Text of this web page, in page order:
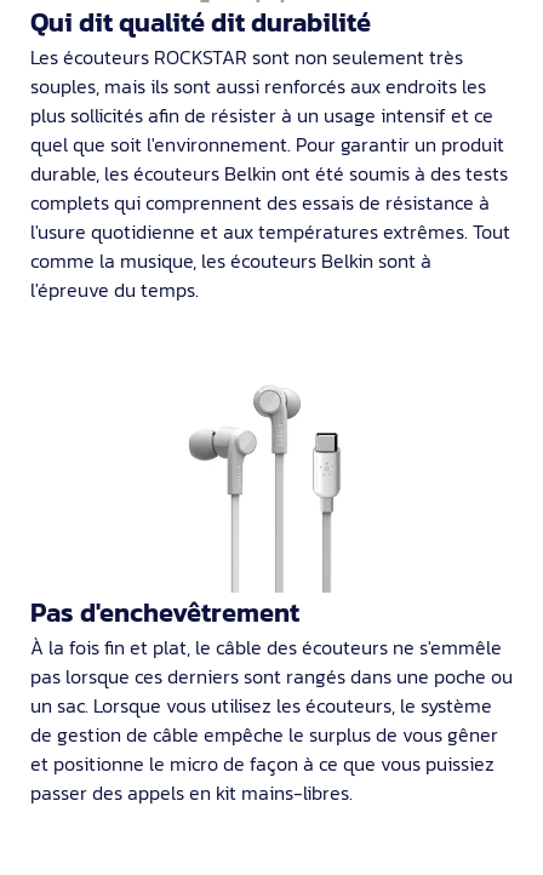
Qui dit qualité dit durabilité
Les écouteurs ROCKSTAR sont non seulement très
souples, mais ils sont aussi renforcés aux endroits les
plus sollicités afin de résister à un usage intensif et ce
quel que soit l'environnement. Pour garantir un produit
durable, les écouteurs Belkin ont été soumis à des tests
complets qui comprennent des essais de résistance à
l'usure quotidienne et aux températures extrêmes. Tout
comme la musique, les écouteurs Belkin sont à
l'épreuve du temps.
Pas d'enchevêtrement
À la fois fin et plat, le câble des écouteurs ne s'emmêle
pas lorsque ces derniers sont rangés dans une poche ou
un sac. Lorsque vous utilisez les écouteurs, le système
de gestion de câble empêche le surplus de vous gêner
et positionne le micro de façon à ce que vous puissiez
passer des appels en kit mains-libres.